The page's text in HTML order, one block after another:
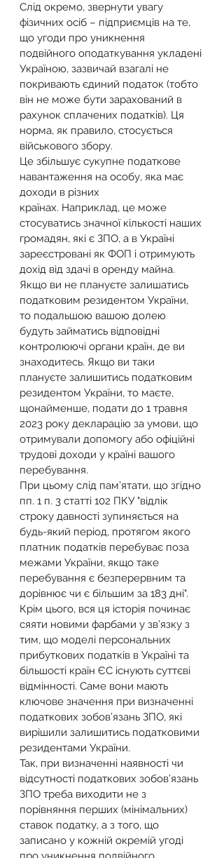
Слід окремо, звернути увагу
фізичних осіб – підприємців на те,
що угоди про уникнення
подвійного оподаткування укладені
Україною, зазвичай взагалі не
покривають єдиний податок (тобто
він не може бути зарахований в
рахунок сплачених податків). Ця
норма, як правило, стосується
військового збору.
Це збільшує сукупне податкове
навантаження на особу, яка має
доходи в різних
країнах. Наприклад, це може
стосуватись значної кількості наших
громадян, які є ЗПО, а в Україні
зареєстровані як ФОП і отримують
дохід від здачі в оренду майна.
Якщо ви не плануєте залишатись
податковим резидентом України,
то подальшою вашою долею
будуть займатись відповідні
контролюючі органи країн, де ви
знаходитесь. Якщо ви таки
плануєте залишитись податковим
резидентом України, то маєте,
щонайменше, подати до 1 травня
2023 року декларацію за умови, що
отримували допомогу або офіційні
трудові доходи у країні вашого
перебування.
При цьому слід пам’ятати, що згідно
пп. 1 п. 3 статті 102 ПКУ "відлік
строку давності зупиняється на
будь-який період, протягом якого
платник податків перебуває поза
межами України, якщо таке
перебування є безперервним та
дорівнює чи є більшим за 183 дні".
Крім цього, вся ця історія починає
сяяти новими фарбами у зв’язку з
тим, що моделі персональних
прибуткових податків в Україні та
більшості країн ЄС існують суттєві
відмінності. Саме вони мають
ключове значення при визначенні
податкових зобов’язань ЗПО, які
вирішили залишитись податковими
резидентами України.
Так, при визначенні наявності чи
відсутності податкових зобов’язань
ЗПО треба виходити не з
порівняння перших (мінімальних)
ставок податку, а з того, що
записано у кожній окремій угоді